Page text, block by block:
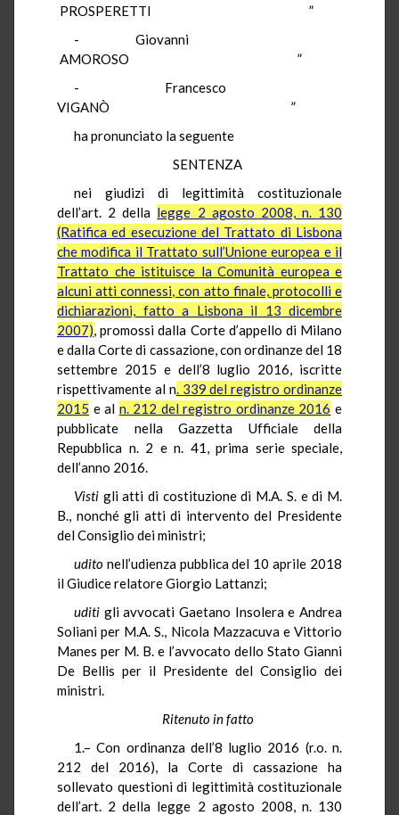
PROSPERETTI
”
-
Giovanni
AMOROSO
”
-
Francesco
VIGANÒ
”
ha pronunciato la seguente
SENTENZA
nei giudizi di legittimità costituzionale
dell’art. 2 della legge 2 agosto 2008, n. 130
(Ratifica ed esecuzione del Trattato di Lisbona
che modifica il Trattato sull’Unione europea e il
Trattato che istituisce la Comunità europea e
alcuni atti connessi, con atto finale, protocolli e
dichiarazioni, fatto a Lisbona il 13 dicembre
2007), promossi dalla Corte d’appello di Milano
e dalla Corte di cassazione, con ordinanze del 18
settembre 2015 e dell’8 luglio 2016, iscritte
rispettivamente al n. 339 del registro ordinanze
2015 e al n. 212 del registro ordinanze 2016 e
pubblicate nella Gazzetta Ufficiale della
Repubblica n. 2 e n. 41, prima serie speciale,
dell’anno 2016.
Vistigli atti di costituzione di M.A. S. e di M.
B., nonché gli atti di intervento del Presidente
del Consiglio dei ministri;
udito nell’udienza pubblica del 10 aprile 2018
il Giudice relatore Giorgio Lattanzi;
uditi gli avvocati Gaetano Insolerae Andrea
Soliani per M.A. S., Nicola Mazzacuva e Vittorio
Manes per M. B. e l’avvocato dello Stato Gianni
De Bellis per il Presidente del Consiglio dei
ministri.
Ritenuto in fatto
1.– Con ordinanza dell’8 luglio 2016 (r.o. n.
212 del 2016), la Corte di cassazione ha
sollevato questioni di legittimità costituzionale
dell’art. 2 della legge 2 agosto 2008, n. 130